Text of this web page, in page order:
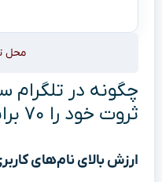
محل
چگونه در تلگرام
ثروت خود را ۷۰ برابر افزایش دهیم؟
ارزش بالای نام‌های